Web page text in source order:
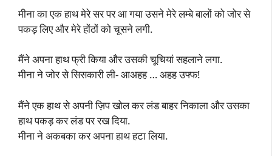
मीना का एक हाथ मेरे सर पर आ गया उसने मेरे लम्बे बालों को जोर से
पकड़ लिए और मेरे होंठों को चूसने लगी.
मैंने अपना हाथ फ्री किया और उसकी चूचियां सहलाने लगा.
मीना ने जोर से सिसकारी ली- आअहह … अहह उफ्फ!
मैंने एक हाथ से अपनी ज़िप खोल कर लंड बाहर निकाला और उसका
हाथ पकड़ कर लंड पर रख दिया.
मीना ने अकबका कर अपना हाथ हटा लिया.